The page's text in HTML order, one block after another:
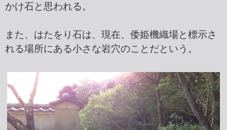
かけ石と思われる。
また、はたをり石は、現在、倭姫機織場と標示さ
れる場所にある小さな岩穴のことだという。